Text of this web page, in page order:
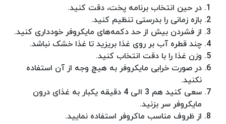
در حین انتخاب برنامه پخت، دقت کنید.
بازه زمانی را بدرستی تنظیم کنید.
از فشردن بیش از حد دکمه‌های مایکروفر خودداری کنید.
چند قطره آب بر روی غذا بریزید تا غذا خشک نباشد.
وزن غذا را با دقت انتخاب کنید.
در صورت خرابی مایکروفر به هیچ وجه از آن استفاده
نکنید.
سعی کنید هم 3 الی 4 دقیقه یکبار به غذای درون
مایکروفر سر بزنید.
از ظروف مناسب ماکروفر استفاده نمایید.